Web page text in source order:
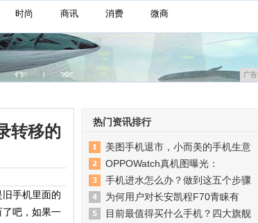
时尚 商讯 消费 微商
广告
转移的
手机里面的
吧，如果一
热门资讯排行
美图手机退市，小而美的手机生意
OPPOWatch真机图曝光：
手机进水怎么办？做到这五个步骤
为何用户对长安凯程F70青睐有
目前最值得买什么手机？四大旗舰